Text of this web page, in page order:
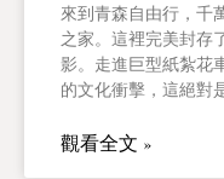
來到青森自由行，千
之家。這裡完美封存
影。走進巨型紙紮花
的文化衝擊，這絕對
觀看全文 »